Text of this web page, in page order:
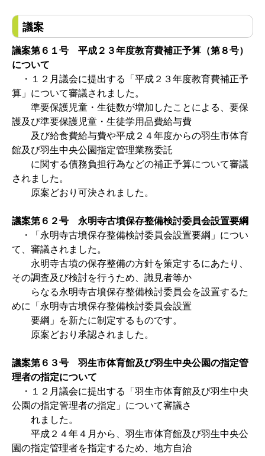
議案
議案第６１号 平成２３年度教育費補正予算（第８号）
について
・１２月議会に提出する「平成２３年度教育費補正予
算」について審議されました。
準要保護児童・生徒数が増加したことによる、要保
護及び準要保護児童・生徒学用品費給与費
及び給食費給与費や平成２４年度からの羽生市体育
館及び羽生中央公園指定管理業務委託
に関する債務負担行為などの補正予算について審議
されました。
原案どおり可決されました。
議案第６２号 永明寺古墳保存整備検討委員会設置要綱
・「永明寺古墳保存整備検討委員会設置要綱」につい
て、審議されました。
永明寺古墳の保存整備の方針を策定するにあたり、
その調査及び検討を行うため、識見者等か
らなる永明寺古墳保存整備検討委員会を設置するた
めに「永明寺古墳保存整備検討委員会設置
要綱」を新たに制定するものです。
原案どおり承認されました。
議案第６３号 羽生市体育館及び羽生中央公園の指定管
理者の指定について
・１２月議会に提出する「羽生市体育館及び羽生中央
公園の指定管理者の指定」について審議さ
れました。
平成２４年４月から、羽生市体育館及び羽生中央公
園の指定管理者を指定するため、地方自治